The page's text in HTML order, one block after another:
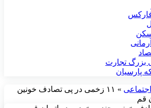
بزرگ تجارت
پارسیان
»
۱۱ زخمی در پی تصادف خونین
قم